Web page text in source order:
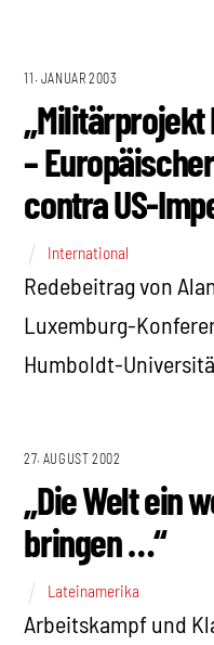
11. JANUAR 2003
„Militärprojekt
–
contra US-
International
Redebeitrag von
Luxemburg-
Humboldt-
27. AUGUST 2002
„Die Welt ein
bringen …“
Lateinamerika
Arbeitskampf und